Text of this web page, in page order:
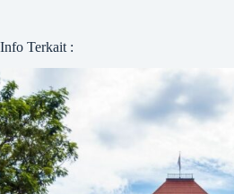
Info Terkait :